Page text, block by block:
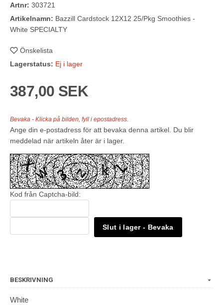
Artnr: 303721
Artikelnamn: Bazzill Cardstock 12X12 25/Pkg Smoothies -
White SPECIALTY
Önskelista
Lagerstatus: Ej i lager
387,00 SEK
Bevaka - Klicka på bilden, fyll i epostadress.
Ange din e-postadress för att bevaka denna artikel. Du blir
meddelad när artikeln åter är i lager.
Kod från Captcha-bild:
Slut i lager - Bevaka
BESKRIVNING
White